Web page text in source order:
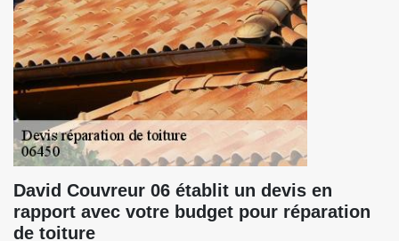
David Couvreur 06 établit un devis en
rapport avec votre budget pour réparation
de toiture